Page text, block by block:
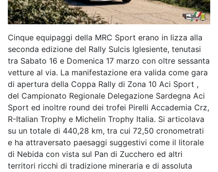
Cinque equipaggi della MRC Sport erano in lizza alla
seconda edizione del Rally Sulcis Iglesiente, tenutasi
tra Sabato 16 e Domenica 17 marzo con oltre sessanta
vetture al via. La manifestazione era valida come gara
di apertura della Coppa Rally di Zona 10 Aci Sport ,
del Campionato Regionale Delegazione Sardegna Aci
Sport ed inoltre round dei trofei Pirelli Accademia Crz,
R-Italian Trophy e Michelin Trophy Italia. Si articolava
su un totale di 440,28 km, tra cui 72,50 cronometrati
e ha attraversato paesaggi suggestivi come il litorale
di Nebida con vista sul Pan di Zucchero ed altri
territori ricchi di tradizione mineraria e di assoluta